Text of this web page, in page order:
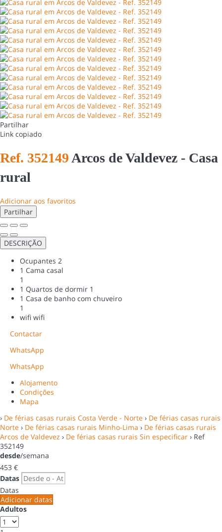
Partilhar
Link copiado
Ref. 352149 Arcos de Valdevez - Casa
rural
Adicionar aos favoritos
Partilhar
DESCRIÇÃO
Ocupantes 2
1 Cama casal
1
1 Quartos de dormir 1
1 Casa de banho com chuveiro
1
wifi wifi
Contactar
WhatsApp
WhatsApp
Alojamento
Condições
Mapa
› De férias casas rurais Costa Verde - Norte › De férias casas rurais
Norte › De férias casas rurais Minho-Lima › De férias casas rurais
Arcos de Valdevez › De férias casas rurais Sin especificar › Ref
352149
desde/semana
453 €
Datas
Datas
Adicionar datas
Adultos